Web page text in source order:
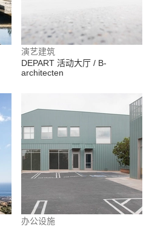
演艺建筑
DEPART 活动大厅 / B-
architecten
办公设施